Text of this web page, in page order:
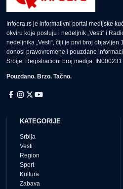
Infoera.rs je informativni portal medijske
okviru koje posluju i nedeljnik „Vesti“ i
nedeljnika „Vesti“, čiji je prvi broj objavljen
donosi pravovremene i pouzdane
Srbije. Registracioni broj medija: IN000231
Pouzdano. Brzo. Tačno.
KATEGORIJE
Srbija
Vesti
Region
Sport
Kultura
Zabava